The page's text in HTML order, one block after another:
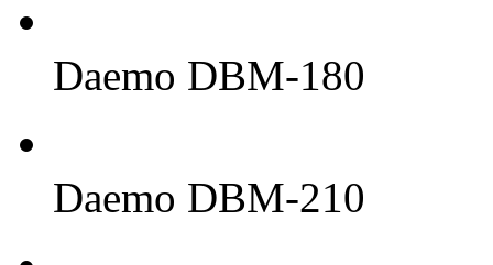
Daemo DBM-180
Daemo DBM-210